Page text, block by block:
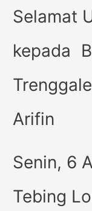
Selamat
kepada
Arifin
Senin, 6
Tebing